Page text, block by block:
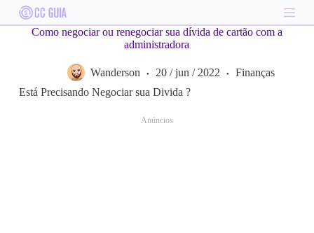
S
k
Como negociar ou renegociar sua dívida de cartão com a
administradora
Wanderson 20 / jun / 2022
Finanças
Está Precisando Negociar sua Divida ?
Anúncios